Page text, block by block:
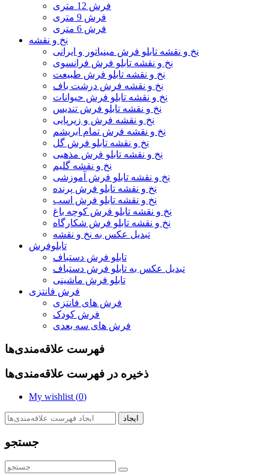
فرش 12 متری
فرش 9 متری
فرش 6 متری
نخ و نقشه
نخ و نقشه تابلو فرش مینیاتور و ایرانی
نخ و نقشه تابلو فرش فرانسوی
نخ و نقشه تابلو فرش طبیعت
نخ و نقشه فرش درشت باف
نخ و نقشه تابلو فرش حیوانات
نخ و نقشه تابلو فرش تندیس
نخ و نقشه فرش و زیرپایی
نخ و نقشه فرش تمام ابریشم
نخ و نقشه تابلو فرش گل
نخ و نقشه تابلو فرش مذهبی
نخ و نقشه گلیم
نخ و نقشه تابلو فرش آموزشی
نخ و نقشه تابلو فرش پرنده
نخ و نقشه تابلو فرش اسب
نخ و نقشه تابلو فرش کوچه باغ
نخ و نقشه تابلو فرش شکارگاه
تبدیل عکس به نخ و نقشه
تابلوفرش
تابلو فرش دستباف
تبدیل عکس به تابلو فرش دستباف
تابلو فرش ماشینی
فرش فانتزی
فرش های فانتزی
فرش کودک
فرش های سه بعدی
فهرست علاقه‌مندی‌ها
ذخیره در فهرست علاقه‌مندی‌ها
My wishlist (0)
ایجاد
جستجو